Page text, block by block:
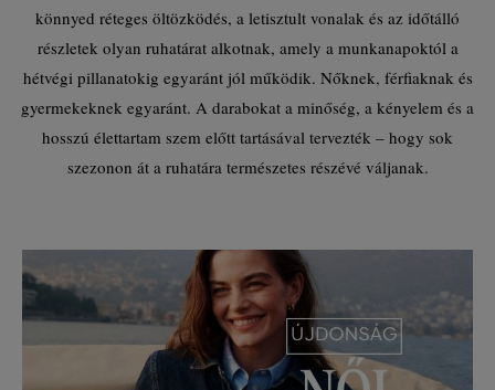
könnyed réteges öltözködés, a letisztult vonalak és az időtálló
részletek olyan ruhatárat alkotnak, amely a munkanapoktól a
hétvégi pillanatokig egyaránt jól működik. Nőknek, férfiaknak és
gyermekeknek egyaránt. A darabokat a minőség, a kényelem és a
hosszú élettartam szem előtt tartásával tervezték – hogy sok
szezonon át a ruhatára természetes részévé váljanak.